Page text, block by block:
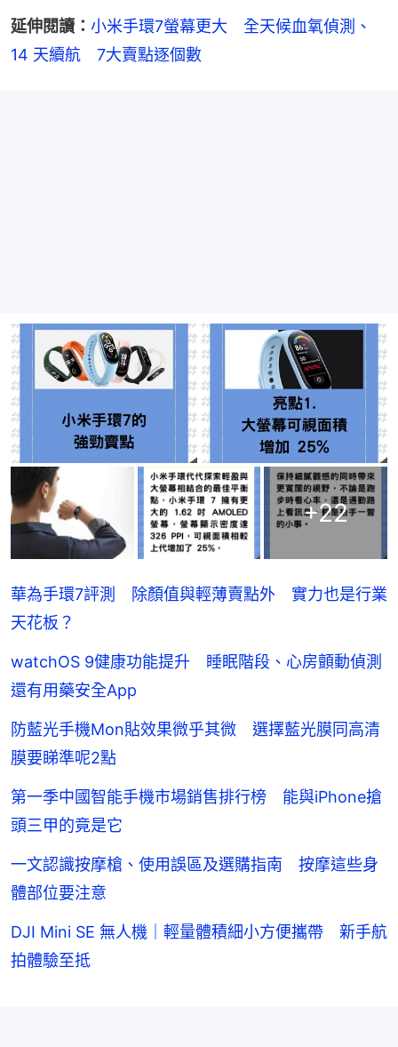
延伸閱讀： 小米手環7螢幕更大　全天候血氧偵測、
14 天續航　7大賣點逐個數
+22
華為手環7評測 除顏值與輕薄賣點外 實力也是行業
天花板？
watchOS 9健康功能提升 睡眠階段、心房顫動偵測
還有用藥安全App
防藍光手機Mon貼效果微乎其微 選擇藍光膜同高清
膜要睇準呢2點
第一季中國智能手機市場銷售排行榜 能與iPhone搶
頭三甲的竟是它
一文認識按摩槍、使用誤區及選購指南 按摩這些身
體部位要注意
DJI Mini SE 無人機｜輕量體積細小方便攜帶 新手航
拍體驗至抵